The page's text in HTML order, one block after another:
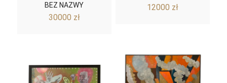
BEZ NAZWY
30000 zł
12000 zł